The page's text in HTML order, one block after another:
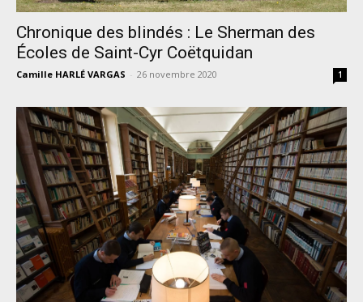
Chronique des blindés : Le Sherman des
Écoles de Saint-Cyr Coëtquidan
Camille HARLÉ VARGAS - 26 novembre 2020 1